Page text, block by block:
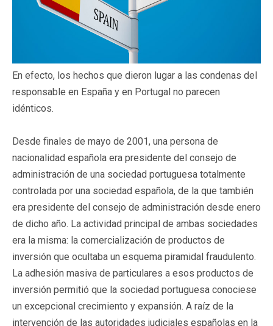
En efecto, los hechos que dieron lugar a las condenas del
responsable en España y en Portugal no parecen
idénticos.
Desde finales de mayo de 2001, una persona de
nacionalidad española era presidente del consejo de
administración de una sociedad portuguesa totalmente
controlada por una sociedad española, de la que también
era presidente del consejo de administración desde enero
de dicho año. La actividad principal de ambas sociedades
era la misma: la comercialización de productos de
inversión que ocultaba un esquema piramidal fraudulento.
La adhesión masiva de particulares a esos productos de
inversión permitió que la sociedad portuguesa conociese
un excepcional crecimiento y expansión. A raíz de la
intervención de las autoridades judiciales españolas en la